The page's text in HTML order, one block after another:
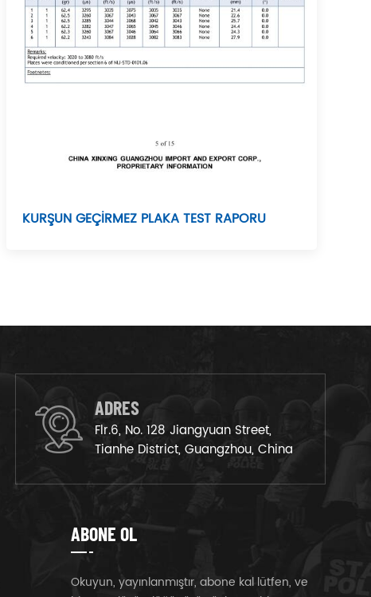
KURŞUN GEÇİRMEZ PLAKA TEST RAPORU
ADRES
Flr.6, No. 128 Jiangyuan Street,
Tianhe District, Guangzhou, China
ABONE OL
Okuyun, yayınlanmıştır, abone kal lütfen, ve